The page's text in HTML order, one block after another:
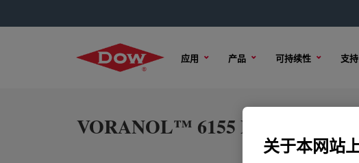
应用 产品 可持续性 支持
VORANOL™ 6155 Polyol
关于本网站